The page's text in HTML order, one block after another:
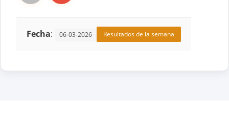
Fecha: 06-03-2026 Resultados de la semana